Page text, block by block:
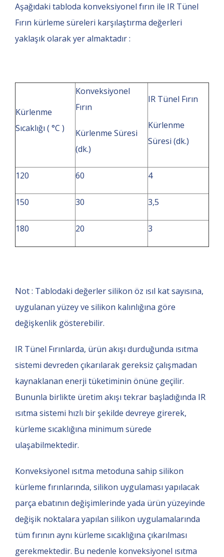
Aşağıdaki tabloda konveksiyonel fırın ile IR Tünel
Fırın kürleme süreleri karşılaştırma değerleri
yaklaşık olarak yer almaktadır :
Kürlenme
Sıcaklığı ( °C )
Konveksiyonel
Fırın
Kürlenme Süresi
(dk.)
IR Tünel Fırın
Kürlenme
Süresi (dk.)
120 60 4
150 30 3,5
180 20 3
Not : Tablodaki değerler silikon öz ısıl kat sayısına,
uygulanan yüzey ve silikon kalınlığına göre
değişkenlik gösterebilir.
IR Tünel Fırınlarda, ürün akışı durduğunda ısıtma
sistemi devreden çıkarılarak gereksiz çalışmadan
kaynaklanan enerji tüketiminin önüne geçilir.
Bununla birlikte üretim akışı tekrar başladığında IR
ısıtma sistemi hızlı bir şekilde devreye girerek,
kürleme sıcaklığına minimum sürede
ulaşabilmektedir.
Konveksiyonel ısıtma metoduna sahip silikon
kürleme fırınlarında, silikon uygulaması yapılacak
parça ebatının değişimlerinde yada ürün yüzeyinde
değişik noktalara yapılan silikon uygulamalarında
tüm fırının aynı kürleme sıcaklığına çıkarılması
gerekmektedir. Bu nedenle konveksiyonel ısıtma